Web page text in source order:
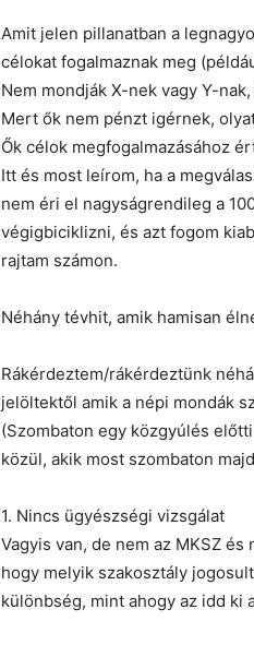
Amit jelen pillanatban a
célokat fogalmaznak meg
Nem mondják X-nek vagy Y-
Mert ők nem pénzt igérnek,
Ők célok megfogalmazásához
Itt és most leírom, ha a
nem éri el nagyságrendileg a
végigbiciklizni, és azt fogom
rajtam számon.
Néhány tévhit, amik hamisan
Rákérdeztem/rákérdeztünk
jelöltektől amik a népi mondák
(Szombaton egy közgyúlés
közül, akik most szombaton
1. Nincs ügyészségi vizsgálat
Vagyis van, de nem az MKSZ
hogy melyik szakosztály
különbség, mint ahogy az idd ki